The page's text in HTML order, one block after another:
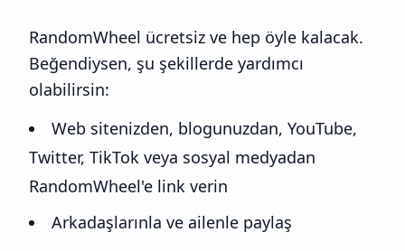
RandomWheel ücretsiz ve hep öyle kalacak.
Beğendiysen, şu şekillerde yardımcı
olabilirsin:
Web sitenizden, blogunuzdan, YouTube,
Twitter, TikTok veya sosyal medyadan
RandomWheel'e link verin
Arkadaşlarınla ve ailenle paylaş